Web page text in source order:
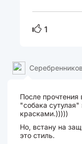
1
После прочтения
"собака
красками.)))))
Но, встану на
это стиль.